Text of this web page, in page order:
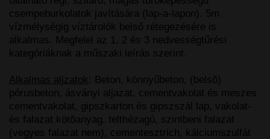
csempeburkolatok javítására (lap-a-lapon). 5m
vízmélységig víztárolók belső rétegezésére is
alkalmas. Megfelel az 1, 2 és 3 nedvességtűrési
kategóriáknak a műszaki leírás szerint.
Alkalmas aljzatok : Beton, könnyűbeton, (belsõ)
pórusbeton, ásványi aljazat, cementvakolat és meszes
cementvakolat, gipszkarton és gipszszál lap, vakolat-
és falazat kötõanyag, telthézagú, szintbeni falazat
(vegyes falazat nem), cementesztrich, kálciumszulfát